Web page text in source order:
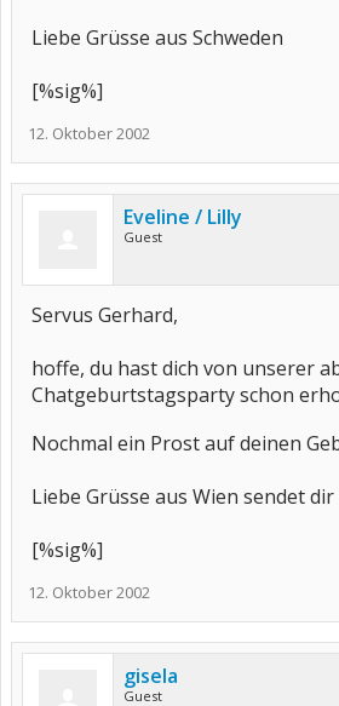
Liebe Grüsse aus Schweden
[%sig%]
12. Oktober 2002
Eveline / Lilly
Guest
Servus Gerhard,
hoffe, du hast dich von unserer
Chatgeburtstagsparty schon
Nochmal ein Prost auf deinen
Liebe Grüsse aus Wien sendet dir
[%sig%]
12. Oktober 2002
gisela
Guest